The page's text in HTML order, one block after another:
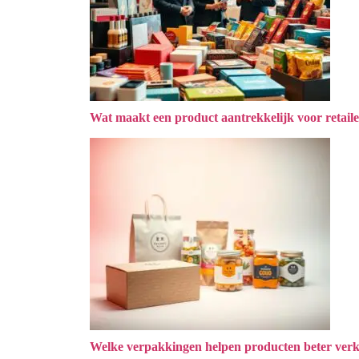
Wat maakt een product aantrekkelijk voor
Welke verpakkingen helpen producten beter